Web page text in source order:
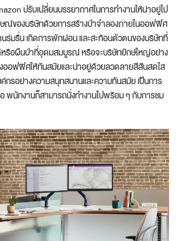
ปรับเปลี่ยนบรรยากาศในการทำงานให้น่าอยู่ไป
ของบริษัทด้วยการสร้างป่าจำลองภายในออฟฟิศ
ร่มรื่น เกิดการพักผ่อน และสะท้อนตัวตนของบริษัทที่
รือผืนป่าที่อุดมสมบูรณ์ หรือจะบริษัทยักษ์ใหญ่อย่าง
ออฟฟิศให้ทันสมัยและน่าอยู่ด้วยลวดลายสีสันสดใส
รอย่างความสนุกสนานและความทันสมัย เป็นการ
พนักงานก็สามารถนั่งทำงานไปพร้อม ๆ กับการชม